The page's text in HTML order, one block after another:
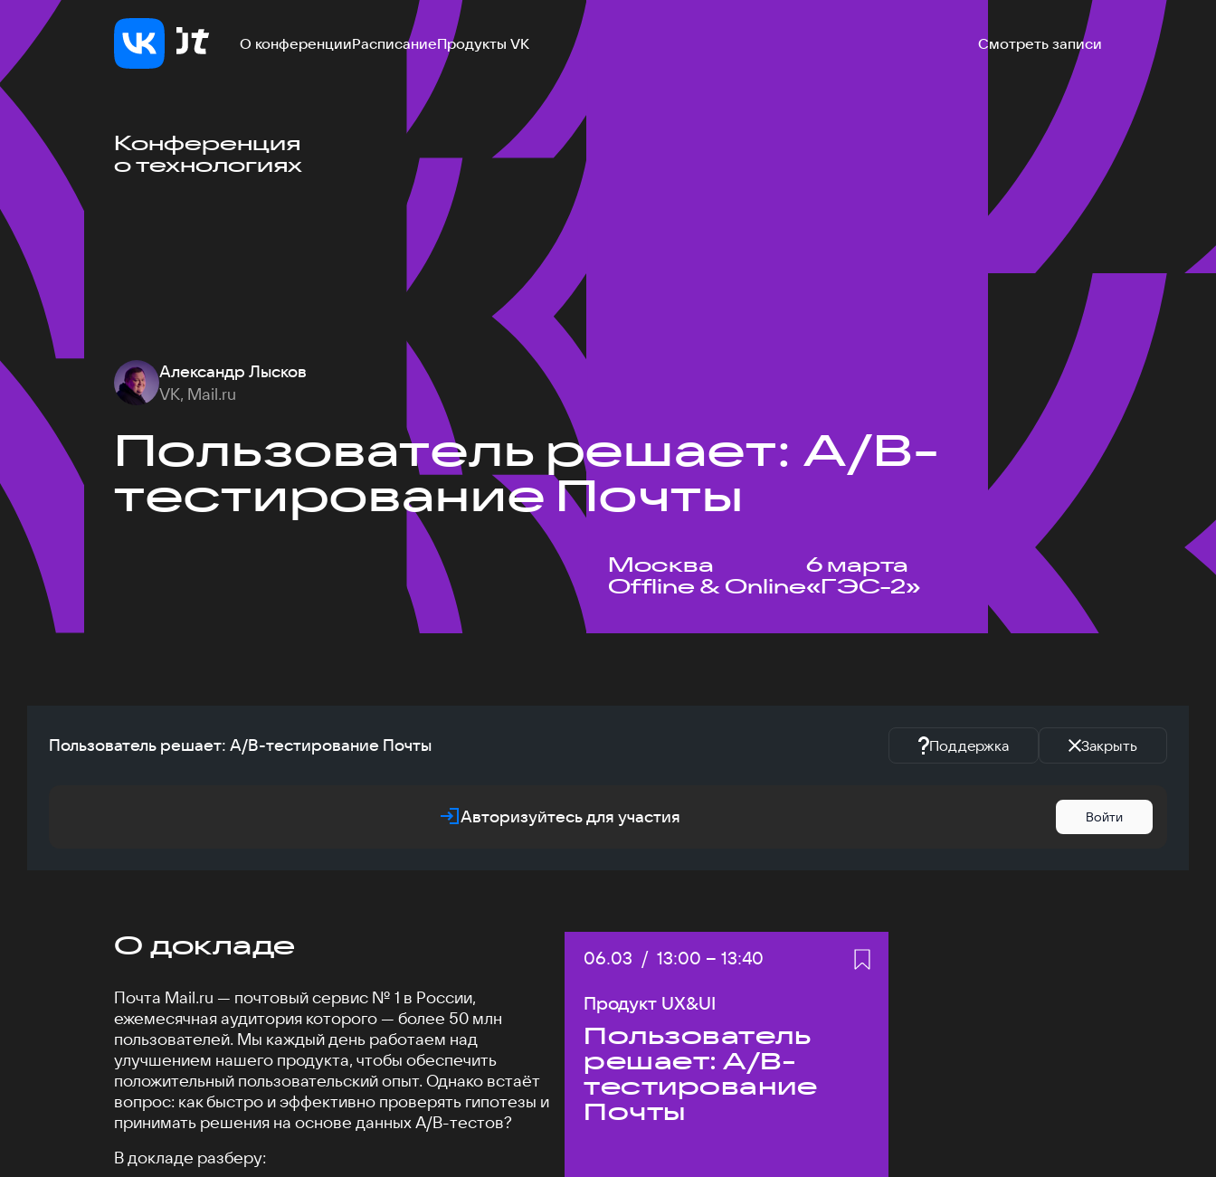
О конференцииРасписаниеПродукты VK Смотреть записи
Конференция
о технологиях
Александр Лысков
VK, Mail.ru
Пользователь решает: A/B-
тестирование Почты
Москва
Offline & Online
6 марта
«ГЭС-2»
Пользователь решает: A/B-тестирование Почты Поддержка Закрыть
Авторизуйтесь для участия Войти
О докладе
Почта Mail.ru — почтовый сервис № 1 в России,
ежемесячная аудитория которого — более 50 млн
пользователей. Мы каждый день работаем над
улучшением нашего продукта, чтобы обеспечить
положительный пользовательский опыт. Однако встаёт
вопрос: как быстро и эффективно проверять гипотезы и
принимать решения на основе данных A/B-тестов?
В докладе разберу:
Дата:
06.03 / Начало:
13:00 – Конец:
13:40
Продукт UX&UI
Пользователь
решает: A/B-
тестирование
Почты